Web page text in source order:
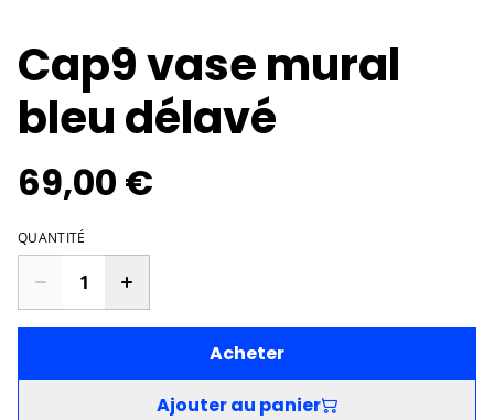
Cap9 vase mural
bleu délavé
69,00 €
QUANTITÉ
Acheter
Ajouter au panier